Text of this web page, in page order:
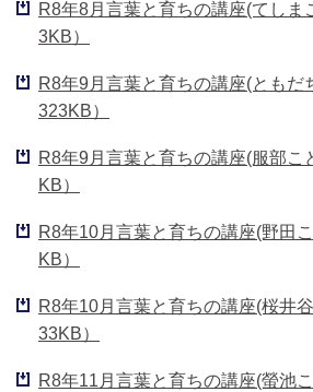
R8年8月言葉と育ちの講座(てしま
3KB）
R8年9月言葉と育ちの講座(ともだ
323KB）
R8年9月言葉と育ちの講座(服部こ
KB）
R8年10月言葉と育ちの講座(野田
KB）
R8年10月言葉と育ちの講座(桜井
33KB）
R8年11月言葉と育ちの講座(螢池